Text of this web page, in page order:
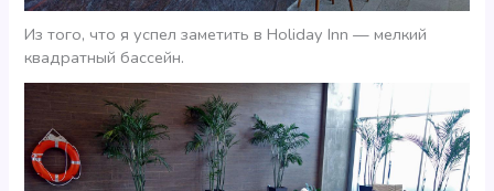
Из того, что я успел заметить в Holiday Inn — мелкий
квадратный бассейн.